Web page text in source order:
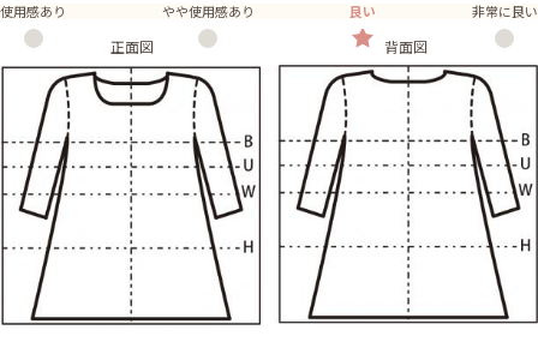
使用感あり やや使用感あり 良い 非常に良い
正面図 背面図